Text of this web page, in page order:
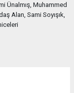
Ünalmış, Muhammed
Alan, Sami Soyışık,